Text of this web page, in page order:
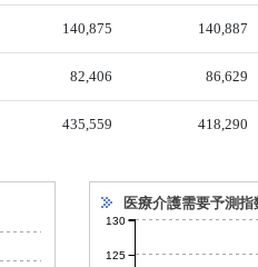
140,875 140,887
82,406 86,629
435,559 418,290
医療介護需要予測指
125
130